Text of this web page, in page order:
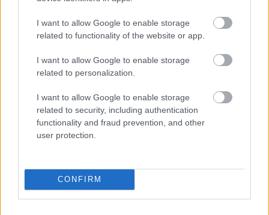
I want to allow Google to enable storage
related to functionality of the website or app.
I want to allow Google to enable storage
related to personalization.
I want to allow Google to enable storage
related to security, including authentication
functionality and fraud prevention, and other
user protection.
CONFIRM
Iszapbirkózás a Balatonon
Hamster•2026. július 27.
Siófokkatamarántolat (hátrázik) ki a szigligeti
iszapot hagyva maga után a vízben. Laikusként ...